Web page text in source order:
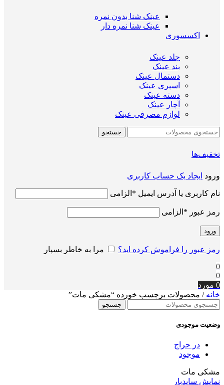
عینک شنا بدون نمره
عینک شنا نمره دار
اکسسوری
جلد عینک
بند عینک
دستمال عینک
اسپری عینک
دسته عینک
آچار عینک
لوازم مصرفی عینک
جستجو
تخفیف‌ها
ورود ایجاد یک حساب کاربری
نام کاربری یا آدرس ایمیل * الزامی
رمز عبور * الزامی
ورود
رمز عبور را فراموش کرده اید؟
مرا به خاطر بسپار
0
0
0 مورد
خانه/ محصولات برچسب خورده “مشکی مات”
جستجو
وضعیت موجودی
در حراج
موجود
مشکی مات
نمایش سایدبار